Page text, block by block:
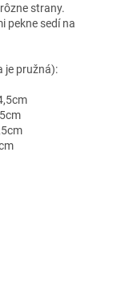
strany.
pekne sedí na
je pružná):